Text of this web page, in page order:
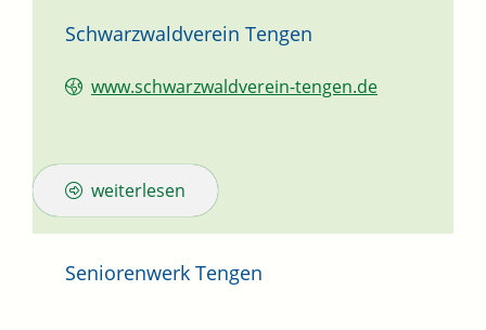
Schwarzwaldverein Tengen
www.schwarzwaldverein-tengen.de
weiterlesen
Seniorenwerk Tengen